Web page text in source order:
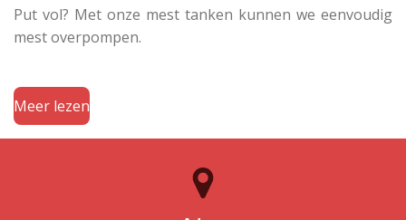
Put vol? Met onze mest tanken kunnen we eenvoudig
mest overpompen.
Meer lezen